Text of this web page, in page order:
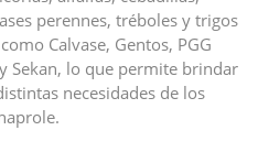
perennes, tréboles y trigos
Calvase, Gentos, PGG
Sekan, lo que permite brindar
necesidades de los